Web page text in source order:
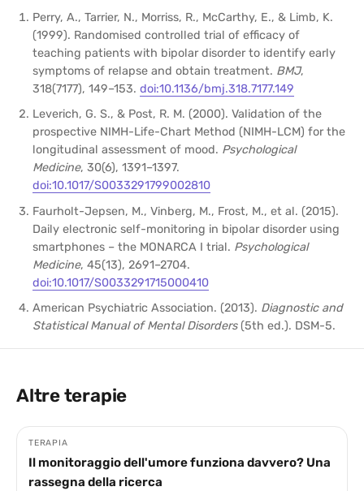
Perry, A., Tarrier, N., Morriss, R., McCarthy, E., & Limb, K.
(1999). Randomised controlled trial of efficacy of
teaching patients with bipolar disorder to identify early
symptoms of relapse and obtain treatment. BMJ,
318(7177), 149–153. doi:10.1136/bmj.318.7177.149
Leverich, G. S., & Post, R. M. (2000). Validation of the
prospective NIMH-Life-Chart Method (NIMH-LCM) for the
longitudinal assessment of mood. Psychological
Medicine, 30(6), 1391–1397.
doi:10.1017/S0033291799002810
Faurholt-Jepsen, M., Vinberg, M., Frost, M., et al. (2015).
Daily electronic self-monitoring in bipolar disorder using
smartphones – the MONARCA I trial. Psychological
Medicine, 45(13), 2691–2704.
doi:10.1017/S0033291715000410
American Psychiatric Association. (2013). Diagnostic and
Statistical Manual of Mental Disorders(5th ed.). DSM-5.
Altre terapie
TERAPIA
Il monitoraggio dell'umore funziona davvero? Una
rassegna della ricerca